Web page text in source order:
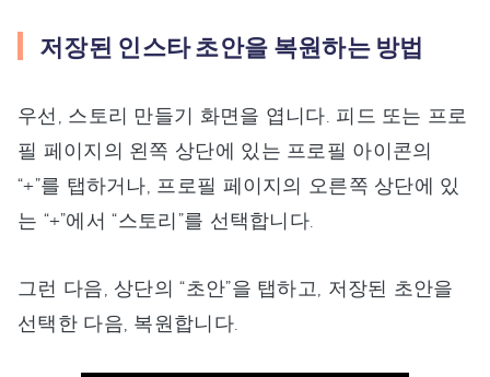
저장된 인스타 초안을 복원하는 방법
우선, 스토리 만들기 화면을 엽니다. 피드 또는 프로
필 페이지의 왼쪽 상단에 있는 프로필 아이콘의
“+”를 탭하거나, 프로필 페이지의 오른쪽 상단에 있
는 “+”에서 “스토리”를 선택합니다.
그런 다음, 상단의 “초안”을 탭하고, 저장된 초안을
선택한 다음, 복원합니다.